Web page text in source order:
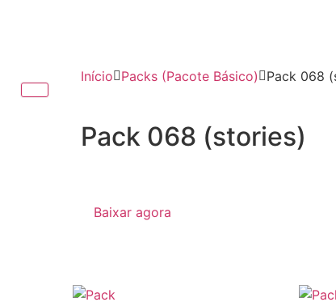
Início Packs (Pacote Básico) Pack 068
Pack 068 (stories)
Baixar agora